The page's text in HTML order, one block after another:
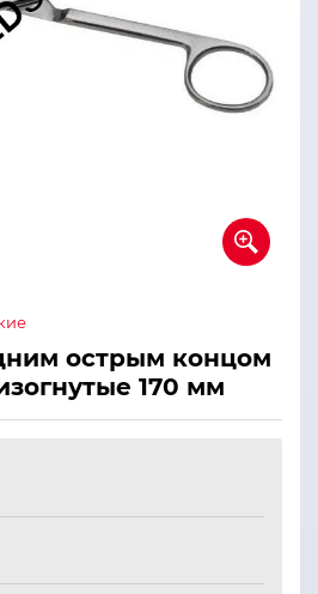
острым концом
170 мм